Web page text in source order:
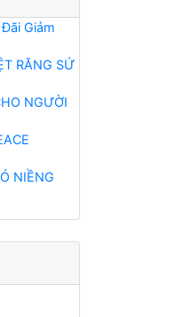
Giảm
RĂNG SỨ
NGƯỜI
NIỀNG